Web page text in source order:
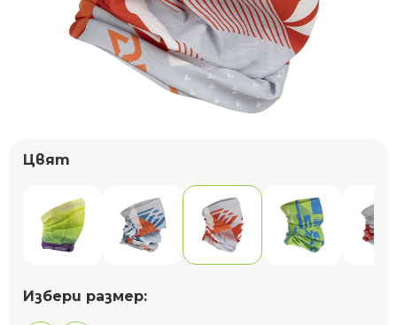
Цвят
Избери размер: